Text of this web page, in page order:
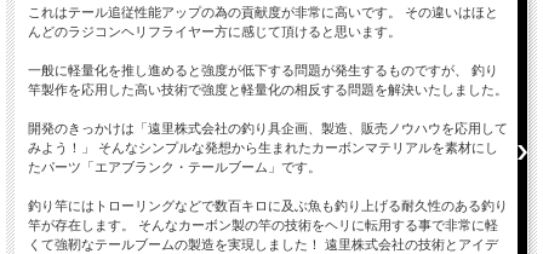
これはテール追従性能アップの為の貢献度が非常に高いです。 その違いはほと
んどのラジコンヘリフライヤー方に感じて頂けると思います。
一般に軽量化を推し進めると強度が低下する問題が発生するものですが、 釣り
竿製作を応用した高い技術で強度と軽量化の相反する問題を解決いたしました。
開発のきっかけは「遠里株式会社の釣り具企画、製造、販売ノウハウを応用して
みよう！」 そんなシンプルな発想から生まれたカーボンマテリアルを素材にし
たパーツ「エアブランク・テールブーム」です。
釣り竿にはトローリングなどで数百キロに及ぶ魚も釣り上げる耐久性のある釣り
竿が存在します。 そんなカーボン製の竿の技術をヘリに転用する事で非常に軽
くて強靭なテールブームの製造を実現しました！ 遠里株式会社の技術とアイデ